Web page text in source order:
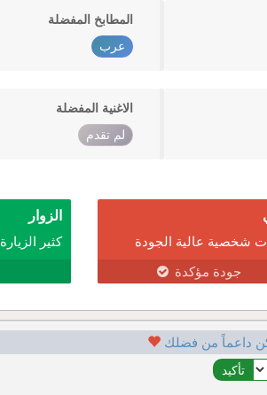
المطابخ المفضلة
عرب
الاغنية المفضلة
لم تقدم
شخصية عالية الجودة
جودة مؤكدة
الزوار
كثير الزيارة
داعماً من فضلك